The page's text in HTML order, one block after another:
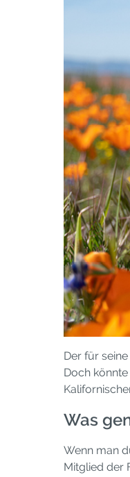
Der für
Doch
Was
Wenn man
Mitglied der